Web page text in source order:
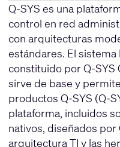
Q-SYS es una
control en red
con arquitecturas
estándares. El
constituido por Q-SYS
sirve de base y
productos Q-SYS (Q-
plataforma, incluidos
nativos, diseñados
arquitectura TI y las